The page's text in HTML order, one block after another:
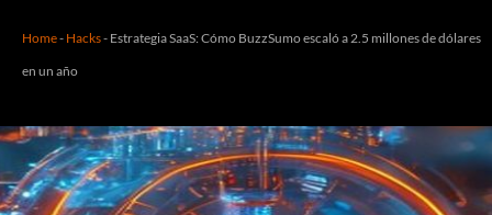
Home- Hacks- Estrategia SaaS: Cómo BuzzSumo escaló a 2.5 millones de dólares
en un año